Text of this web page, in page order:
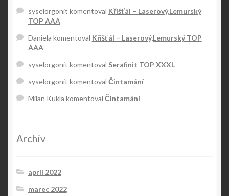
syselorgonit komentoval Křišťál – Laserový,Lemurský
TOP AAA
Daniela komentoval Křišťál – Laserový,Lemurský TOP
AAA
syselorgonit komentoval Serafinit TOP XXXL
syselorgonit komentoval Čintamání
Milan Kukla komentoval Čintamání
Archív
apríl 2022
marec 2022